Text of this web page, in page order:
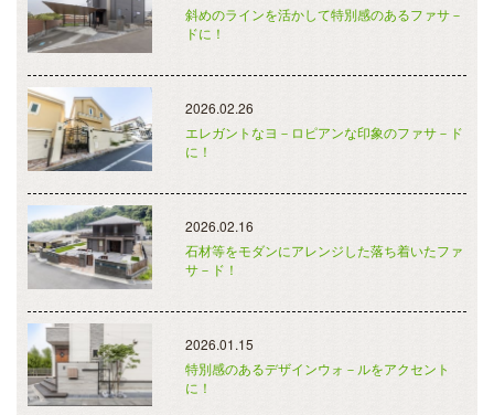
斜めのラインを活かして特別感のあるファサ－
ドに！
2026.02.26
エレガントなヨ－ロピアンな印象のファサ－ド
に！
2026.02.16
石材等をモダンにアレンジした落ち着いたファ
サ－ド！
2026.01.15
特別感のあるデザインウォ－ルをアクセント
に！